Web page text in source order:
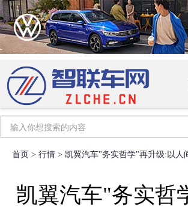
首页 > 行情 > 凯翼汽车"务实哲学"再升级:以人
凯翼汽车"务实哲